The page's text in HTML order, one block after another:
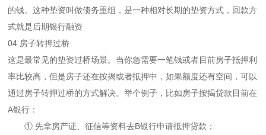
的钱。这种垫资叫做债务重组，是一种相对长期的垫资方式，回款方
式就是后期银行融资
04 房子转押过桥
这是最常见的垫资过桥场景。当你急需要一笔钱或者目前房子抵押利
率比较高，但是房子还在按揭或者抵押中，如果额度还有空间，可以
通过房子转押过桥的方式解决。举个例子，比如房子按揭贷款目前在
A银行：
① 先拿房产证、征信等资料去B银行申请抵押贷款；